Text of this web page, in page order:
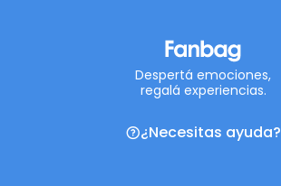
Despertá emociones,
regalá experiencias.
¿Necesitas ayuda?